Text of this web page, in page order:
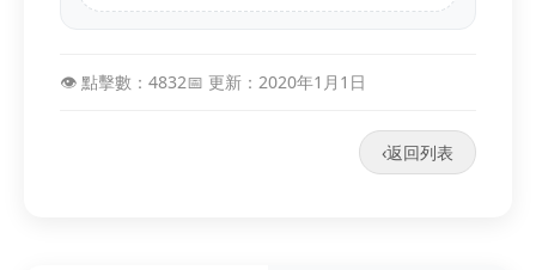
👁️ 點擊數：4832📅 更新：2020年1月1日
‹返回列表